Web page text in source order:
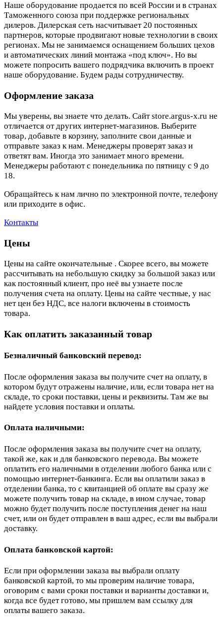
Наше оборудование продается по всей России и в странах
Таможенного союза при поддержке региональных
дилеров. Дилерская сеть насчитывает 20 постоянных
партнеров, которые продвигают новые технологии в своих
регионах. Мы не занимаемся оснащением больших цехов
и автоматических линий монтажа «под ключ». Но вы
можете попросить вашего подрядчика включить в проект
наше оборудование. Будем рады сотрудничеству.
Оформление заказа
Мы уверены, вы знаете что делать. Сайт store.argus-x.ru не
отличается от других интернет-магазинов. Выберите
товар, добавьте в корзину, заполните свои данные и
отправьте заказ к нам. Менеджеры проверят заказ и
ответят вам. Иногда это занимает много времени.
Менеджеры работают с понедельника по пятницу с 9 до
18.
Обращайтесь к нам лично по электронной почте, телефону
или приходите в офис.
Контакты
Цены
Цены на сайте окончательные . Скорее всего, вы можете
рассчитывать на небольшую скидку за большой заказ или
как постоянный клиент, про неё вы узнаете после
получения счета на оплату. Цены на сайте честные, у нас
нет цен без НДС, все налоги включены в стоимость
товара.
Как оплатить заказанный товар
Безналичный банковский перевод:
После оформления заказа вы получите счет на оплату, в
котором будут отражены наличие, или, если товара нет на
складе, то сроки поставки, цены и реквизиты. Там же вы
найдете условия поставки и оплаты.
Оплата наличными:
После оформления заказа вы получите счет на оплату,
такой же, как и для банковского перевода. Вы можете
оплатить его наличными в отделении любого банка или с
помощью интернет-банкинга. Если вы оплатили заказ в
отделении банка, то с квитанцией об оплате вы сразу же
можете получить товар на складе, в ином случае, товар
можно будет получить после поступления денег на наш
счет, или он будет отправлен в ваш адрес, если вы выбрали
доставку.
Оплата банковской картой:
Если при оформлении заказа вы выбрали оплату
банковской картой, то мы проверим наличие товара,
оговорим с вами сроки поставки и варианты доставки и,
когда все будет готово, мы пришлем вам ссылку для
оплаты вашего заказа.